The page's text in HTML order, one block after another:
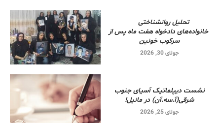
تحلیل روانشناختی
خانواده‌های دادخواه هفت ماه پس از
سرکوب خونین
جولای 30, 2026
نشست دیپلماتیک آسیای جنوب
شرقی‌(آ.سه.آن) در مانیل!
جولای 25, 2026